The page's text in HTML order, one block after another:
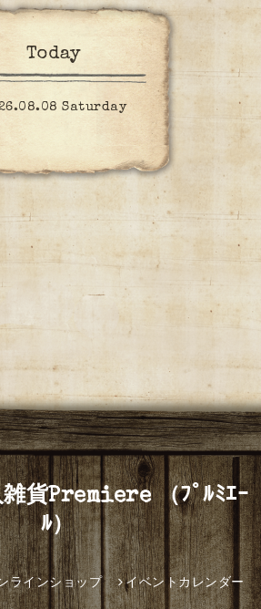
Today
Saturday
貨Premiere （ﾌﾟﾙﾐｴｰ
ﾙ）
ラインショップ イベントカレンダー